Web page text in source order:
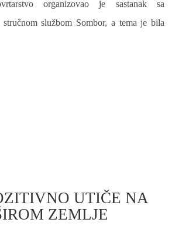
organizovao je sastanak sa
službom Sombor, a tema je bila
UTIČE NA
ZEMLJE